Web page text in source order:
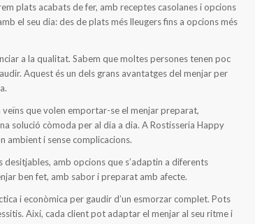
plats acabats de fer, amb receptes casolanes i opcions
el seu dia: des de plats més lleugers fins a opcions més
a la qualitat. Sabem que moltes persones tenen poc
Aquest és un dels grans avantatges del menjar per
que volen emportar-se el menjar preparat,
solució còmoda per al dia a dia. A Rostisseria Happy
ambient i sense complicacions.
amb opcions que s’adaptin a diferents
ben fet, amb sabor i preparat amb afecte.
i econòmica per gaudir d’un esmorzar complet. Pots
Així, cada client pot adaptar el menjar al seu ritme i